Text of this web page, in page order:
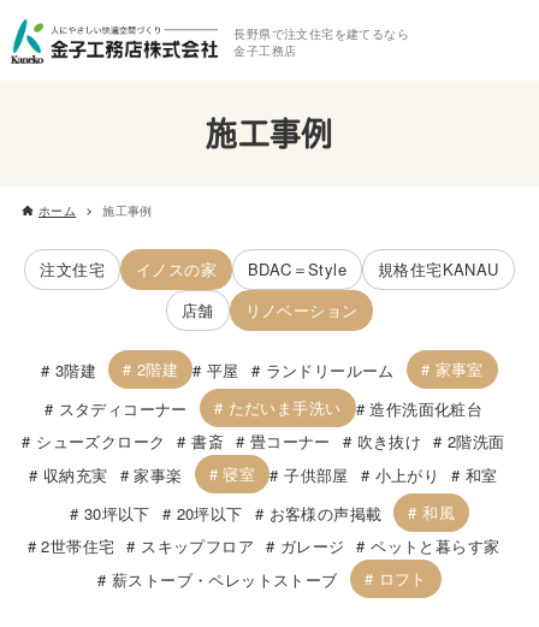
長野県で注文住宅を建てるなら
金子工務店
施工事例
ホーム 施工事例
注文住宅 イノスの家 BDAC＝Style
規格住宅KANAU
店舗
リノベーション
3階建 2階建 平屋 ランドリールーム
家事室
スタディコーナー
ただいま手洗い
造作洗面化粧台
シューズクローク
書斎 畳コーナー 吹き抜け
2階洗面
収納充実
家事楽 寝室 子供部屋 小上がり
和室
30坪以下
20坪以下 お客様の声掲載
和風
2世帯住宅
スキップフロア ガレージ
ペットと暮らす家
薪ストーブ・ペレットストーブ
ロフト